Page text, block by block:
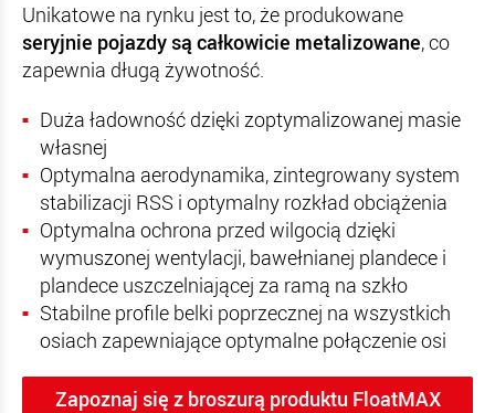
Unikatowe na rynku jest to, że produkowane
seryjnie pojazdy są całkowicie metalizowane, co
zapewnia długą żywotność.
Duża ładowność dzięki zoptymalizowanej masie
własnej
Optymalna aerodynamika, zintegrowany system
stabilizacji RSS i optymalny rozkład obciążenia
Optymalna ochrona przed wilgocią dzięki
wymuszonej wentylacji, bawełnianej plandece i
plandece uszczelniającej za ramą na szkło
Stabilne profile belki poprzecznej na wszystkich
osiach zapewniające optymalne połączenie osi
Zapoznaj się z broszurą produktu FloatMAX